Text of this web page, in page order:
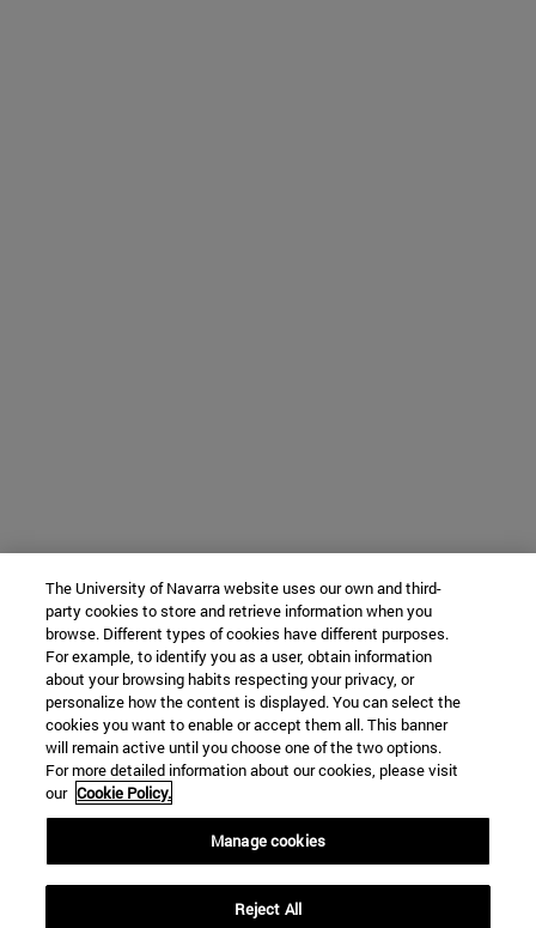
The University of Navarra website uses our own and third-
party cookies to store and retrieve information when you
browse. Different types of cookies have different purposes.
For example, to identify you as a user, obtain information
about your browsing habits respecting your privacy, or
personalize how the content is displayed. You can select the
cookies you want to enable or accept them all. This banner
will remain active until you choose one of the two options.
For more detailed information about our cookies, please visit
our Cookie Policy.
Manage cookies
Reject All